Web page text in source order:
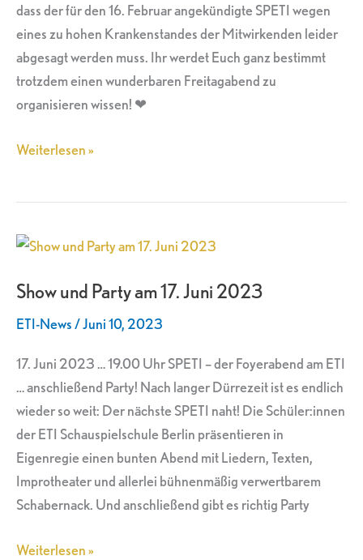
dass der für den 16. Februar angekündigte SPETI wegen
eines zu hohen Krankenstandes der Mitwirkenden leider
abgesagt werden muss. Ihr werdet Euch ganz bestimmt
trotzdem einen wunderbaren Freitagabend zu
organisieren wissen! ❤
Weiterlesen »
Show und Party am 17. Juni 2023
ETI-News/Juni 10, 2023
17. Juni 2023 … 19.00 Uhr SPETI – der Foyerabend am ETI
… anschließend Party! Nach langer Dürrezeit ist es endlich
wieder so weit: Der nächste SPETI naht! Die Schüler:innen
der ETI Schauspielschule Berlin präsentieren in
Eigenregie einen bunten Abend mit Liedern, Texten,
Improtheater und allerlei bühnenmäßig verwertbarem
Schabernack. Und anschließend gibt es richtig Party
Show
Party
Juni
2023
Weiterlesen »